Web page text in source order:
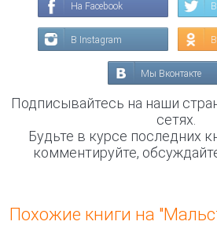
На Facebook
В Instagram
Мы Вконтакте
Подписывайтесь на наши
сетях.
Будьте в курсе последних
комментируйте,
Похожие книги на